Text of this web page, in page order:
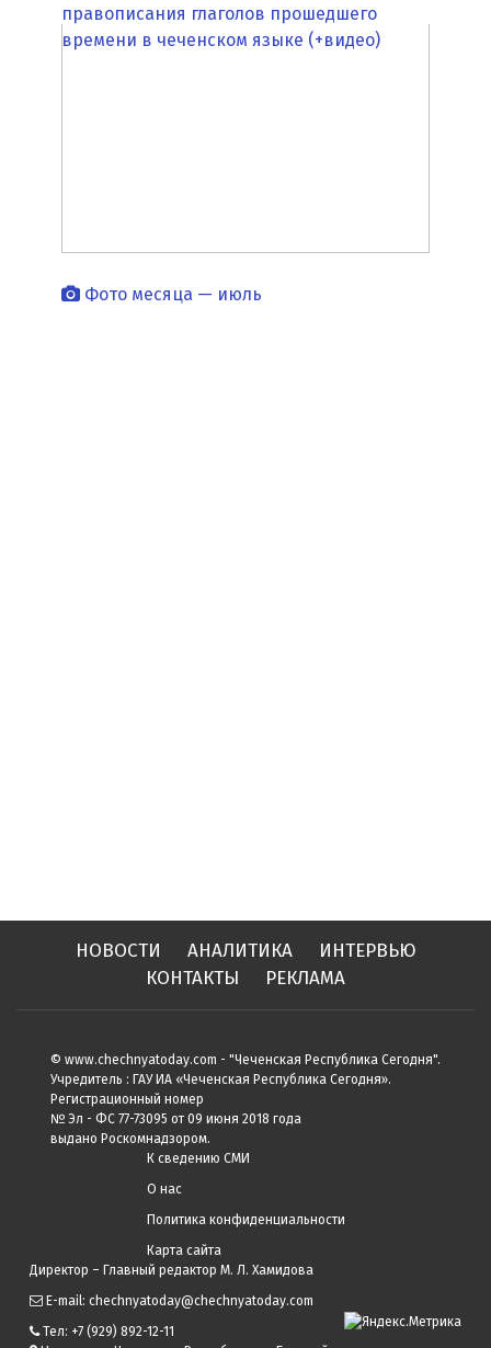
правописания глаголов прошедшего
времени в чеченском языке (+видео)
Фото месяца — июль
НОВОСТИ АНАЛИТИКА
ИНТЕРВЬЮ
КОНТАКТЫ
РЕКЛАМА
© www.chechnyatoday.com - "Чеченcкая Республика Сегодня".
Учредитель : ГАУ ИА «Чеченская Республика Сегодня».
Регистрационный номер
№ Эл - ФС 77-73095 от 09 июня 2018 года
выдано Роскомнадзором.
К сведению СМИ
О нас
Политика конфиденциальности
Карта сайта
Директор – Главный редактор М. Л. Хамидова
E-mail: chechnyatoday@chechnyatoday.com
Тел: +7 (929) 892-12-11